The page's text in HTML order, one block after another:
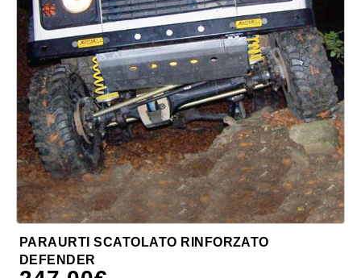
PARAURTI SCATOLATO RINFORZATO
DEFENDER